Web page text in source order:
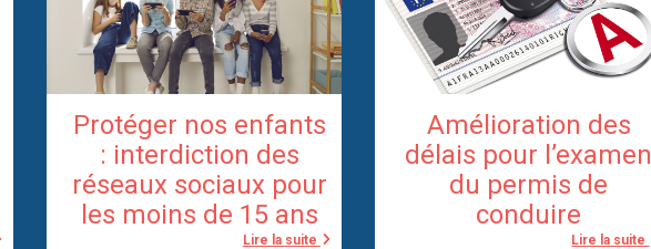
Protéger nos enfants
: interdiction des
réseaux sociaux pour
les moins de 15 ans
Lire la suite
Amélioration des
délais pour l’examen
du permis de
conduire
Lire la suite